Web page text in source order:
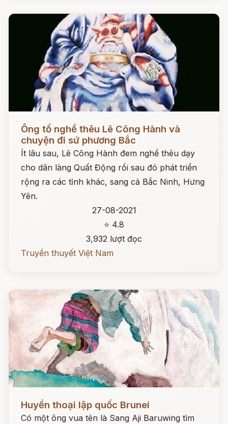
Đọc ngay
Ông tổ nghề thêu Lê Công Hành và
chuyện đi sứ phương Bắc
Ít lâu sau, Lê Công Hành đem nghề thêu dạy
cho dân làng Quất Động rồi sau đó phát triển
rộng ra các tỉnh khác, sang cả Bắc Ninh, Hưng
Yên.
27-08-2021
⭐ 4.8
3,932 lượt đọc
Truyền thuyết Việt Nam
Đọc ngay
Huyền thoại lập quốc Brunei
Có một ông vua tên là Sang Aji Baruwing tìm